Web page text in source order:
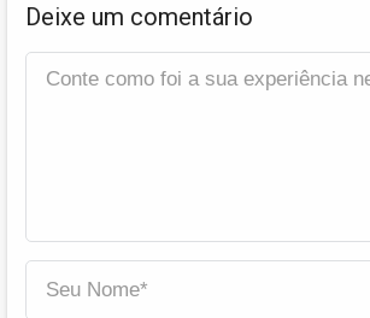
Deixe um comentário